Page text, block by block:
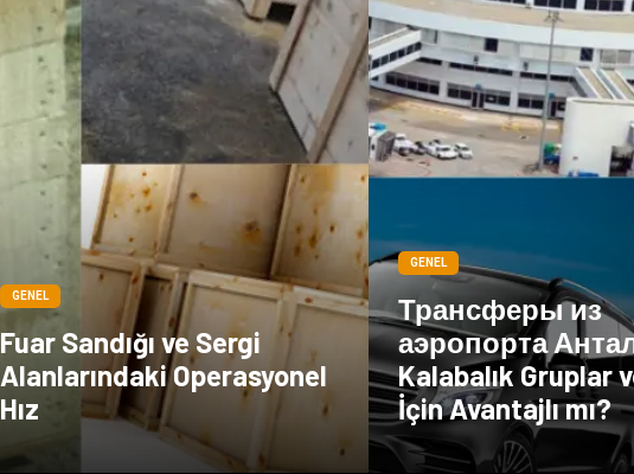
GENEL
Fuar Sandığı ve Sergi
Alanlarındaki Operasyonel
Hız
GENEL
Трансферы из
аэропорта
Kalabalık Gruplar
İçin Avantajlı mı?